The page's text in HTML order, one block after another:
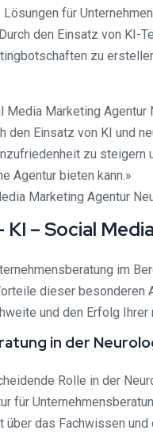
für
den Einsatz von KI-
zu
Media Marketing
den Einsatz von KI und
zu
Agentur bieten kann.»
– Social
im
dieser besonderen
und den Erfolg
in der
Rolle in der
für
das Fachwissen